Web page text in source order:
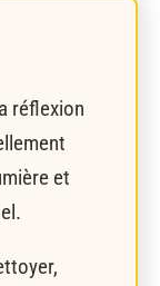
réflexion
et